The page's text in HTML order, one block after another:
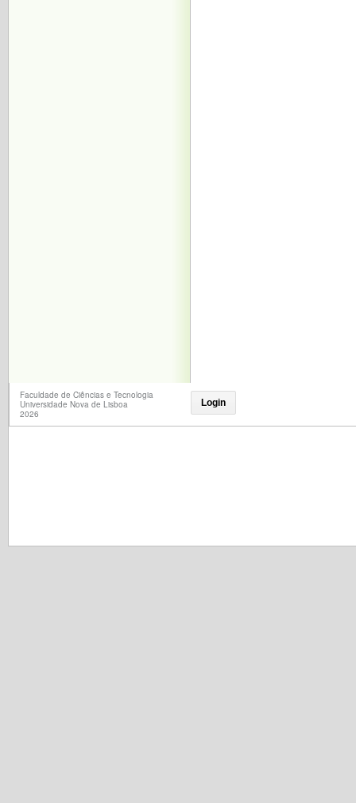
Faculdade de Ciências e Tecnologia
Universidade Nova de Lisboa
2026
Login